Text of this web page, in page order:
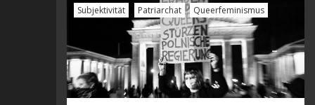
Subjektivität Patriarchat Queerfeminismus